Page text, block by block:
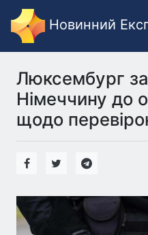
Новинний
Люксембург
Німеччину до
щодо